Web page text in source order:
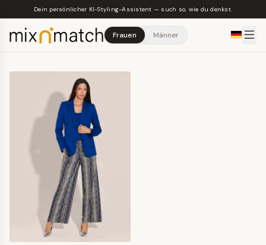
Skip to main content
Dein persönlicher KI-Styling-Assistent — such so, wie du denkst.
Frauen Männer